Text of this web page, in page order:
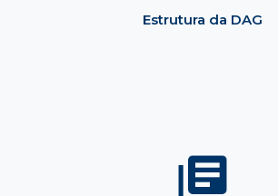
Estrutura da DAG